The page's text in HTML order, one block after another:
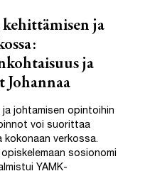
ja
ja
Johannaa
johtamisen opintoihin
voi suorittaa
verkossa.
sosionomi
YAMK-